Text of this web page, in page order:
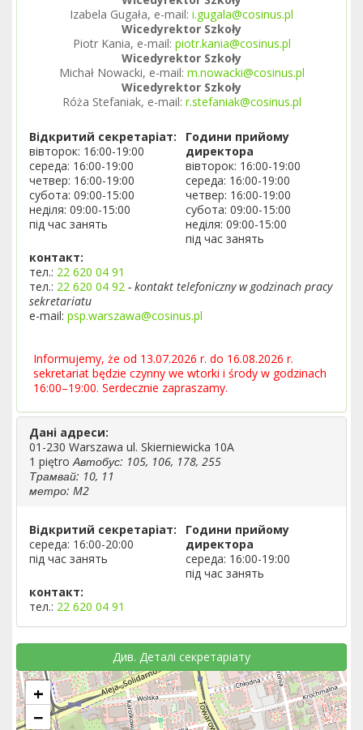
Izabela Gugała, e-mail: i.gugala@cosinus.pl
Wicedyrektor Szkoły
Piotr Kania, e-mail: piotr.kania@cosinus.pl
Wicedyrektor Szkoły
Michał Nowacki, e-mail: m.nowacki@cosinus.pl
Wicedyrektor Szkoły
Róża Stefaniak, e-mail: r.stefaniak@cosinus.pl
Відкритий секретаріат:
вівторок: 16:00-19:00
середа: 16:00-19:00
четвер: 16:00-19:00
субота: 09:00-15:00
неділя: 09:00-15:00
під час занять
Години прийому
директора
вівторок: 16:00-19:00
середа: 16:00-19:00
четвер: 16:00-19:00
субота: 09:00-15:00
неділя: 09:00-15:00
під час занять
контакт:
тел.: 22 620 04 91
тел.: 22 620 04 92 - kontakt telefoniczny w godzinach pracy
sekretariatu
e-mail: psp.warszawa@cosinus.pl
Informujemy, że od 13.07.2026 r. do 16.08.2026 r.
sekretariat będzie czynny we wtorki i środy w godzinach
16:00–19:00. Serdecznie zapraszamy.
Дані адреси:
01-230 Warszawa ul. Skierniewicka 10A
1 piętroАвтобус: 105, 106, 178, 255
Трамвай: 10, 11
метро: M2
Відкритий секретаріат:
середа: 16:00-20:00
під час занять
Години прийому
директора
середа: 16:00-19:00
під час занять
контакт:
тел.: 22 620 04 91
Див. Деталі секретаріату
+
−